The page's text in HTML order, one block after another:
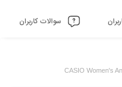
سوالات کاربران
CASIO Women's